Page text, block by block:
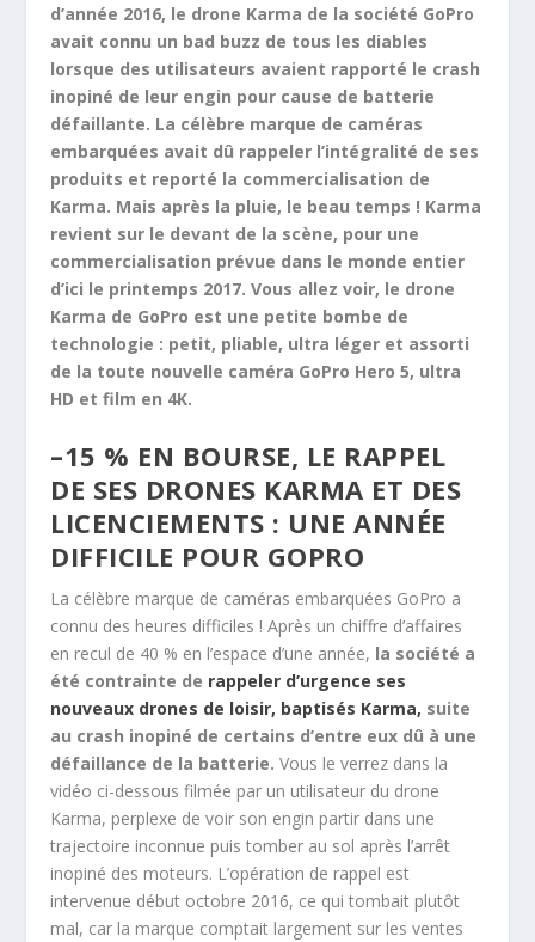
d’année 2016, le drone Karma de la société GoPro
avait connu un bad buzz de tous les diables
lorsque des utilisateurs avaient rapporté le crash
inopiné de leur engin pour cause de batterie
défaillante. La célèbre marque de caméras
embarquées avait dû rappeler l’intégralité de ses
produits et reporté la commercialisation de
Karma. Mais après la pluie, le beau temps ! Karma
revient sur le devant de la scène, pour une
commercialisation prévue dans le monde entier
d’ici le printemps 2017. Vous allez voir, le drone
Karma de GoPro est une petite bombe de
technologie : petit, pliable, ultra léger et assorti
de la toute nouvelle caméra GoPro Hero 5, ultra
HD et film en 4K.
–15 % EN BOURSE, LE RAPPEL
DE SES DRONES KARMA ET DES
LICENCIEMENTS : UNE ANNÉE
DIFFICILE POUR GOPRO
La célèbre marque de caméras embarquées GoPro a
connu des heures difficiles ! Après un chiffre d’affaires
en recul de 40 % en l’espace d’une année, la société a
été contrainte de rappeler d’urgence ses
nouveaux drones de loisir, baptisés Karma, suite
au crash inopiné de certains d’entre eux dû à une
défaillance de la batterie. Vous le verrez dans la
vidéo ci-dessous filmée par un utilisateur du drone
Karma, perplexe de voir son engin partir dans une
trajectoire inconnue puis tomber au sol après l’arrêt
inopiné des moteurs. L’opération de rappel est
intervenue début octobre 2016, ce qui tombait plutôt
mal, car la marque comptait largement sur les ventes